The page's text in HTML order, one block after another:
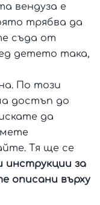
вендуза е
трябва да
съда от
детето така,
По този
достъп до
да
Тя ще се
инструкции за
описани върху